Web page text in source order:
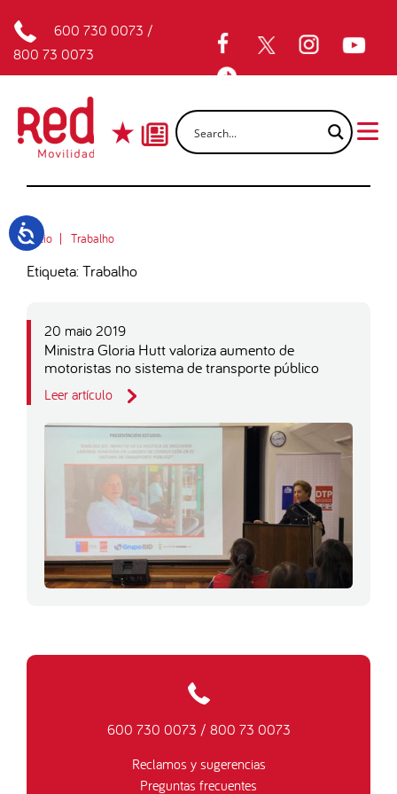
600 730 0073 /
800 73 0073
Inicio Trabalho
Etiqueta: Trabalho
20 maio 2019
Ministra Gloria Hutt valoriza aumento de
motoristas no sistema de transporte público
Leer artículo
600 730 0073 / 800 73 0073
Reclamos y sugerencias
Preguntas frecuentes